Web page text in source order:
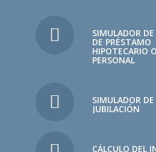
SIMULADOR
DE PRÉSTAMO
HIPOTECARIO O
PERSONAL
SIMULADOR DE
JUBILACIÓN
CÁLCULO DEL